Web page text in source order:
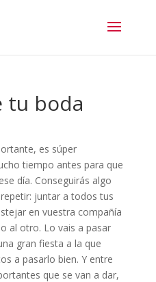
tu boda
es súper
tiempo antes para que
día. Conseguirás algo
juntar a todos tus
en vuestra compañía
al otro. Lo vais a pasar
gran fiesta a la que
a pasarlo bien. Y entre
que se van a dar,